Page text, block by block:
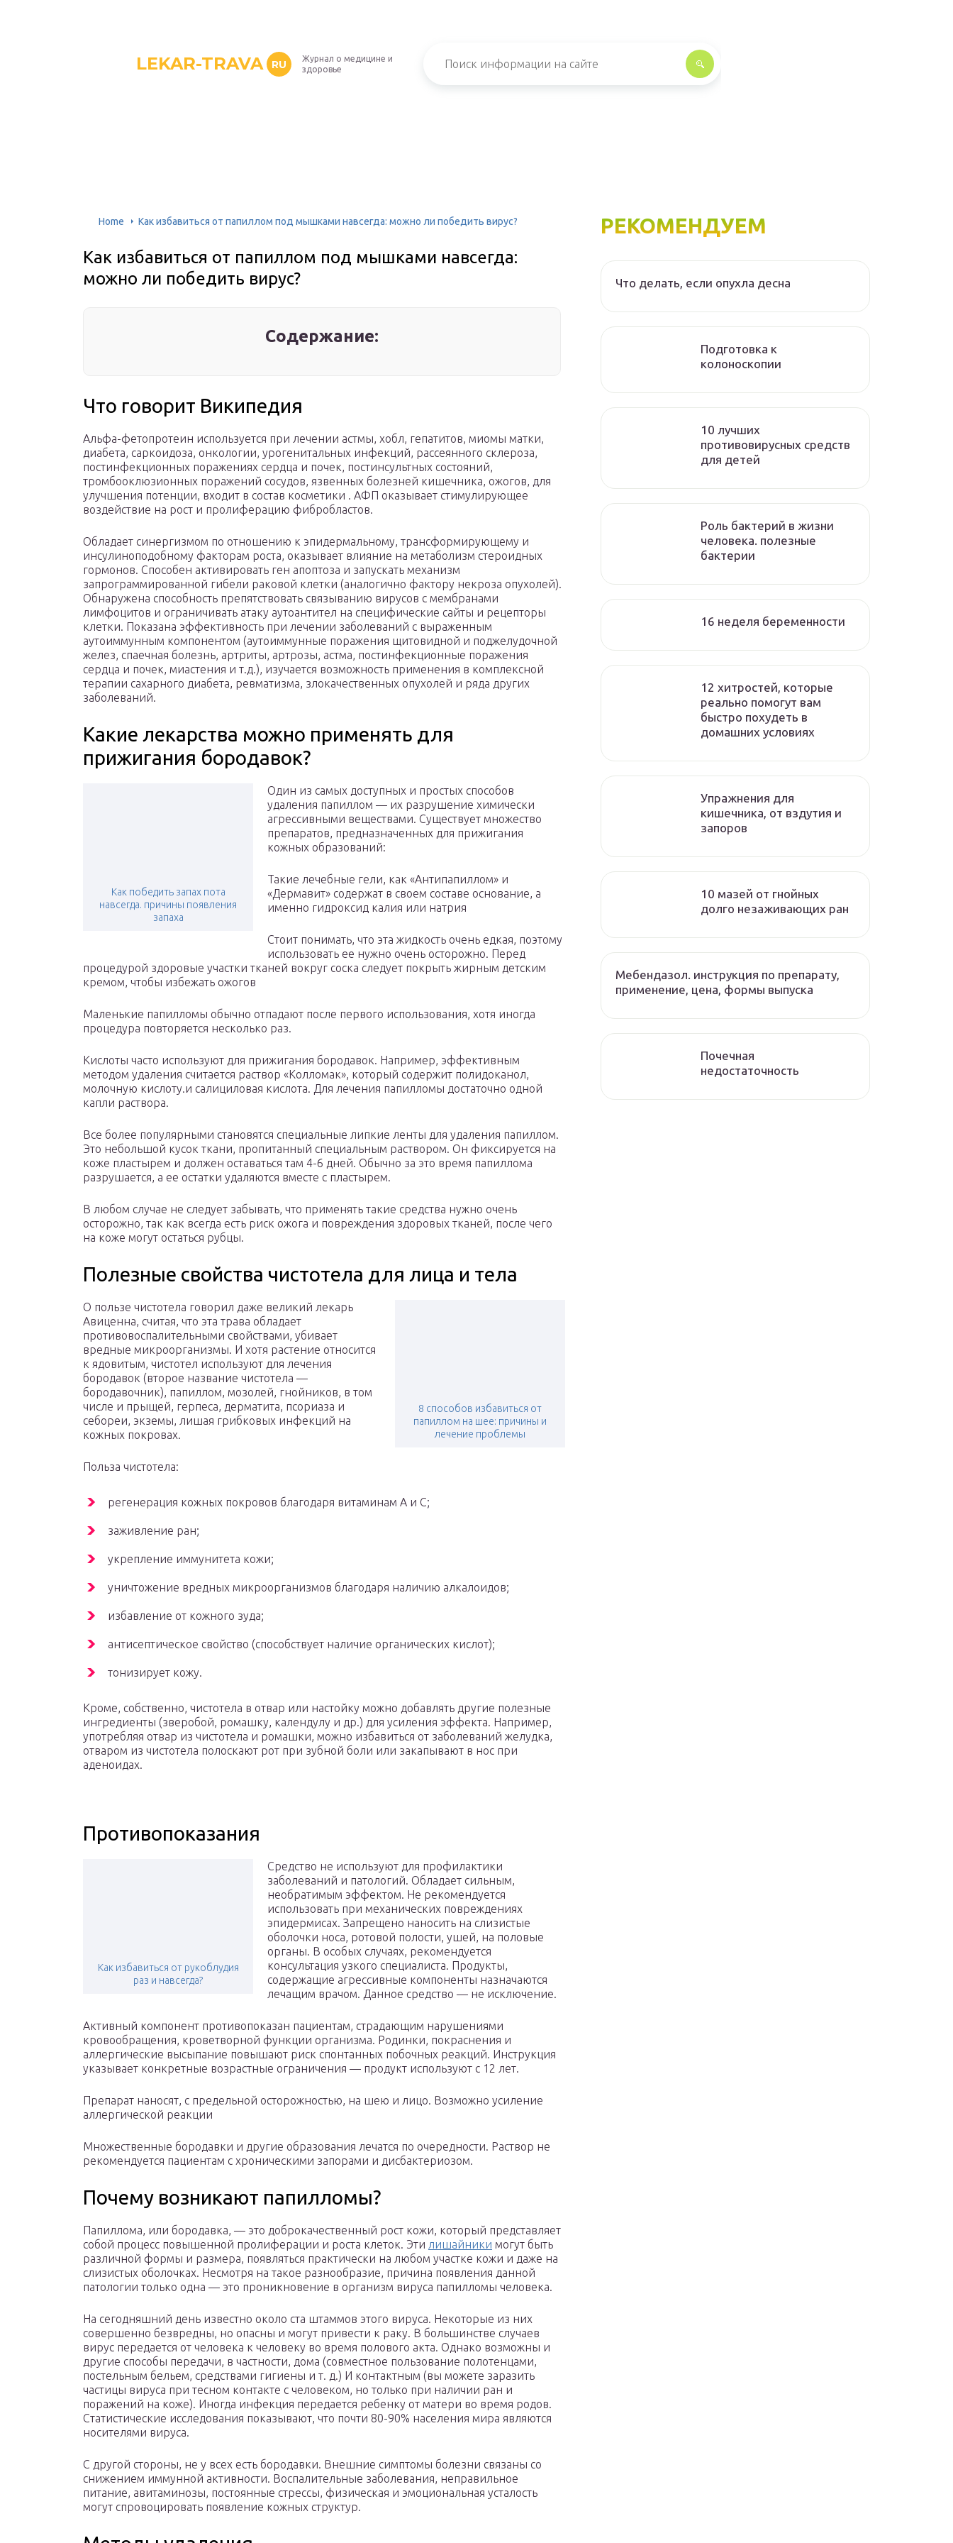
LEKAR-TRAVA RU
Журнал о медицине и
здоровье
Home Как избавиться от папиллом под мышками навсегда: можно ли победить вирус?
Как избавиться от папиллом под мышками навсегда:
можно ли победить вирус?
Содержание:
Что говорит Википедия
Альфа-фетопротеин используется при лечении астмы, хобл, гепатитов, миомы матки,
диабета, саркоидоза, онкологии, урогенитальных инфекций, рассеянного склероза,
постинфекционных поражениях сердца и почек, постинсультных состояний,
тромбооклюзионных поражений сосудов, язвенных болезней кишечника, ожогов, для
улучшения потенции, входит в состав косметики . АФП оказывает стимулирующее
воздействие на рост и пролиферацию фибробластов.
Обладает синергизмом по отношению к эпидермальному, трансформирующему и
инсулиноподобному факторам роста, оказывает влияние на метаболизм стероидных
гормонов. Способен активировать ген апоптоза и запускать механизм
запрограммированной гибели раковой клетки (аналогично фактору некроза опухолей).
Обнаружена способность препятствовать связыванию вирусов с мембранами
лимфоцитов и ограничивать атаку аутоантител на специфические сайты и рецепторы
клетки. Показана эффективность при лечении заболеваний с выраженным
аутоиммунным компонентом (аутоиммунные поражения щитовидной и поджелудочной
желез, спаечная болезнь, артриты, артрозы, астма, постинфекционные поражения
сердца и почек, миастения и т.д.), изучается возможность применения в комплексной
терапии сахарного диабета, ревматизма, злокачественных опухолей и ряда других
заболеваний.
Какие лекарства можно применять для
прижигания бородавок?
Как победить запах пота
навсегда. причины появления
запаха
Один из самых доступных и простых способов
удаления папиллом — их разрушение химически
агрессивными веществами. Существует множество
препаратов, предназначенных для прижигания
кожных образований:
Такие лечебные гели, как «Антипапиллом» и
«Дермавит» содержат в своем составе основание, а
именно гидроксид калия или натрия
Стоит понимать, что эта жидкость очень едкая, поэтому
использовать ее нужно очень осторожно. Перед
процедурой здоровые участки тканей вокруг соска следует покрыть жирным детским
кремом, чтобы избежать ожогов
Маленькие папилломы обычно отпадают после первого использования, хотя иногда
процедура повторяется несколько раз.
Кислоты часто используют для прижигания бородавок. Например, эффективным
методом удаления считается раствор «Колломак», который содержит полидоканол,
молочную кислоту.и салициловая кислота. Для лечения папилломы достаточно одной
капли раствора.
Все более популярными становятся специальные липкие ленты для удаления папиллом.
Это небольшой кусок ткани, пропитанный специальным раствором. Он фиксируется на
коже пластырем и должен оставаться там 4-6 дней. Обычно за это время папиллома
разрушается, а ее остатки удаляются вместе с пластырем.
В любом случае не следует забывать, что применять такие средства нужно очень
осторожно, так как всегда есть риск ожога и повреждения здоровых тканей, после чего
на коже могут остаться рубцы.
Полезные свойства чистотела для лица и тела
8 способов избавиться от
папиллом на шее: причины и
лечение проблемы
О пользе чистотела говорил даже великий лекарь
Авиценна, считая, что эта трава обладает
противовоспалительными свойствами, убивает
вредные микроорганизмы. И хотя растение относится
к ядовитым, чистотел используют для лечения
бородавок (второе название чистотела —
бородавочник), папиллом, мозолей, гнойников, в том
числе и прыщей, герпеса, дерматита, псориаза и
себореи, экземы, лишая грибковых инфекций на
кожных покровах.
Польза чистотела:
регенерация кожных покровов благодаря витаминам А и С;
заживление ран;
укрепление иммунитета кожи;
уничтожение вредных микроорганизмов благодаря наличию алкалоидов;
избавление от кожного зуда;
антисептическое свойство (способствует наличие органических кислот);
тонизирует кожу.
Кроме, собственно, чистотела в отвар или настойку можно добавлять другие полезные
ингредиенты (зверобой, ромашку, календулу и др.) для усиления эффекта. Например,
употребляя отвар из чистотела и ромашки, можно избавиться от заболеваний желудка,
отваром из чистотела полоскают рот при зубной боли или закапывают в нос при
аденоидах.
Противопоказания
Как избавиться от рукоблудия
раз и навсегда?
Средство не используют для профилактики
заболеваний и патологий. Обладает сильным,
необратимым эффектом. Не рекомендуется
использовать при механических повреждениях
эпидермисах. Запрещено наносить на слизистые
оболочки носа, ротовой полости, ушей, на половые
органы. В особых случаях, рекомендуется
консультация узкого специалиста. Продукты,
содержащие агрессивные компоненты назначаются
лечащим врачом. Данное средство — не исключение.
Активный компонент противопоказан пациентам, страдающим нарушениями
кровообращения, кроветворной функции организма. Родинки, покраснения и
аллергические высыпание повышают риск спонтанных побочных реакций. Инструкция
указывает конкретные возрастные ограничения — продукт используют с 12 лет.
Препарат наносят, с предельной осторожностью, на шею и лицо. Возможно усиление
аллергической реакции
Множественные бородавки и другие образования лечатся по очередности. Раствор не
рекомендуется пациентам с хроническими запорами и дисбактериозом.
Почему возникают папилломы?
Папиллома, или бородавка, — это доброкачественный рост кожи, который представляет
собой процесс повышенной пролиферации и роста клеток. Эти лишайники могут быть
различной формы и размера, появляться практически на любом участке кожи и даже на
слизистых оболочках. Несмотря на такое разнообразие, причина появления данной
патологии только одна — это проникновение в организм вируса папилломы человека.
На сегодняшний день известно около ста штаммов этого вируса. Некоторые из них
совершенно безвредны, но опасны и могут привести к раку. В большинстве случаев
вирус передается от человека к человеку во время полового акта. Однако возможны и
другие способы передачи, в частности, дома (совместное пользование полотенцами,
постельным бельем, средствами гигиены и т. д.) И контактным (вы можете заразить
частицы вируса при тесном контакте с человеком, но только при наличии ран и
поражений на коже). Иногда инфекция передается ребенку от матери во время родов.
Статистические исследования показывают, что почти 80-90% населения мира являются
носителями вируса.
С другой стороны, не у всех есть бородавки. Внешние симптомы болезни связаны со
снижением иммунной активности. Воспалительные заболевания, неправильное
питание, авитаминозы, постоянные стрессы, физическая и эмоциональная усталость
могут спровоцировать появление кожных структур.
РЕКОМЕНДУЕМ
Что делать, если опухла десна
Подготовка к
колоноскопии
10 лучших
противовирусных средств
для детей
Роль бактерий в жизни
человека. полезные
бактерии
16 неделя беременности
12 хитростей, которые
реально помогут вам
быстро похудеть в
домашних условиях
Упражнения для
кишечника, от вздутия и
запоров
10 мазей от гнойных
долго незаживающих ран
Мебендазол. инструкция по препарату,
применение, цена, формы выпуска
Почечная
недостаточность